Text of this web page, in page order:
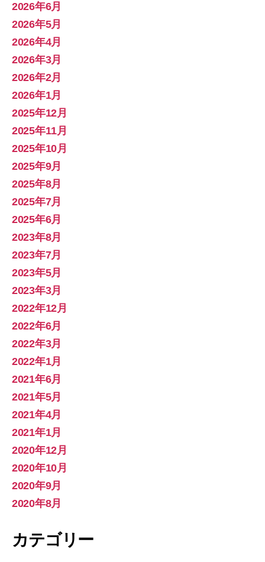
2026年6月
2026年5月
2026年4月
2026年3月
2026年2月
2026年1月
2025年12月
2025年11月
2025年10月
2025年9月
2025年8月
2025年7月
2025年6月
2023年8月
2023年7月
2023年5月
2023年3月
2022年12月
2022年6月
2022年3月
2022年1月
2021年6月
2021年5月
2021年4月
2021年1月
2020年12月
2020年10月
2020年9月
2020年8月
カテゴリー